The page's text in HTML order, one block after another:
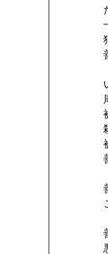
一
善
被
殺
善
善